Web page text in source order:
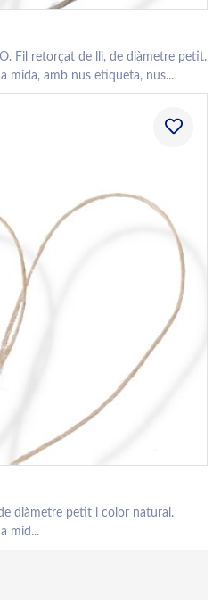
Fil retorçat de lli, de diàmetre petit.
mida, amb nus etiqueta, nus...
diàmetre petit i color natural.
mid...